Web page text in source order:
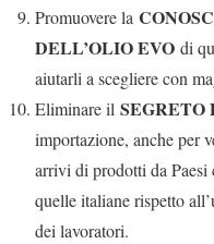
Promuovere la
DELL’OLIO EVO di
aiutarli a scegliere con
Eliminare il SEGRETO
importazione, anche per
arrivi di prodotti da Paesi
quelle italiane rispetto
dei lavoratori.